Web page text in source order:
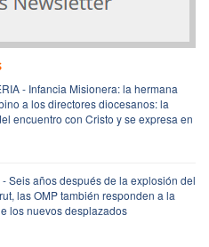
- Infancia Misionera: la hermana
a los directores diocesanos: la
encuentro con Cristo y se expresa en
- Seis años después de la explosión del
las OMP también responden a la
los nuevos desplazados